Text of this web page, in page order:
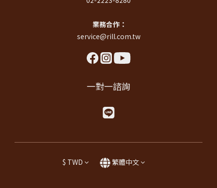
業務合作：
service@rill.com.tw
一對一諮詢
$ TWD 繁體中文